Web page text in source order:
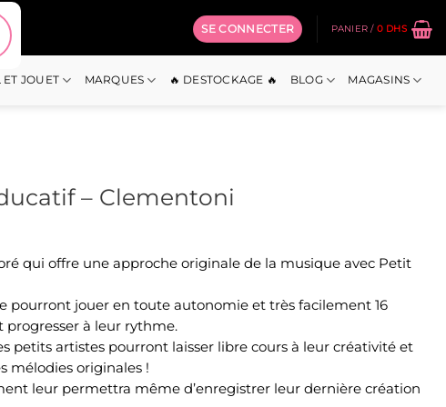
SE CONNECTER PANIER / 0 DHS
ET JOUET MARQUES 🔥 DESTOCKAGE 🔥 BLOG MAGASINS
– Clementoni
qui offre une approche originale de la musique avec Petit
pourront jouer en toute autonomie et très facilement 16
progresser à leur rythme.
petits artistes pourront laisser libre cours à leur créativité et
mélodies originales !
leur permettra même d’enregistrer leur dernière création